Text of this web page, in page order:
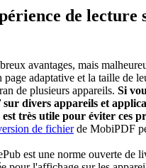
de lecture
avantages, mais
page adaptative et la taille de
de plusieurs appareils. Si
divers appareils et
très utile pour éviter ces
de fichierde MobiPDF
est une norme ouverte de